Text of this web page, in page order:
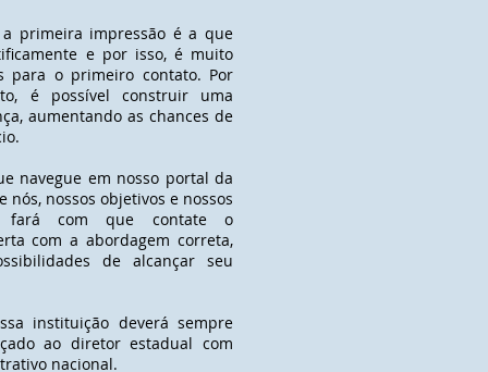
primeira impressão é a que
e por isso, é muito
para o primeiro contato. Por
é possível construir uma
aumentando as chances de
navegue em nosso portal da
nossos objetivos e nossos
fará com que contate o
com a abordagem correta,
de alcançar seu
instituição deverá sempre
ao diretor estadual com
nacional.